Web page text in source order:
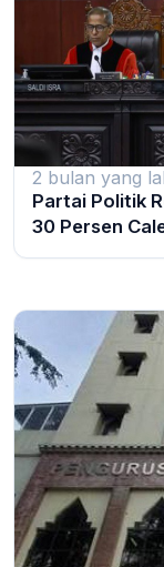
2 bulan yang
Partai Politik
30 Persen